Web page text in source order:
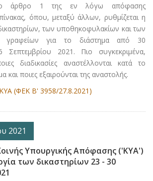
άρθρο 1 της εν λόγω απόφασης
όπου, μεταξύ άλλων, ρυθμίζεται η
των υποθηκοφυλακίων και των
γραφείων για το διάστημα από 30
2021. Πιο συγκεκριμένα,
διαδικασίες αναστέλλονται κατά το
και ποιες εξαιρούνται της αναστολής.
ΚΥΑ (ΦΕΚ Β' 3958/27.8.2021)
2021
Υπουργικής Απόφασης ('ΚΥΑ')
των δικαστηρίων 23 - 30